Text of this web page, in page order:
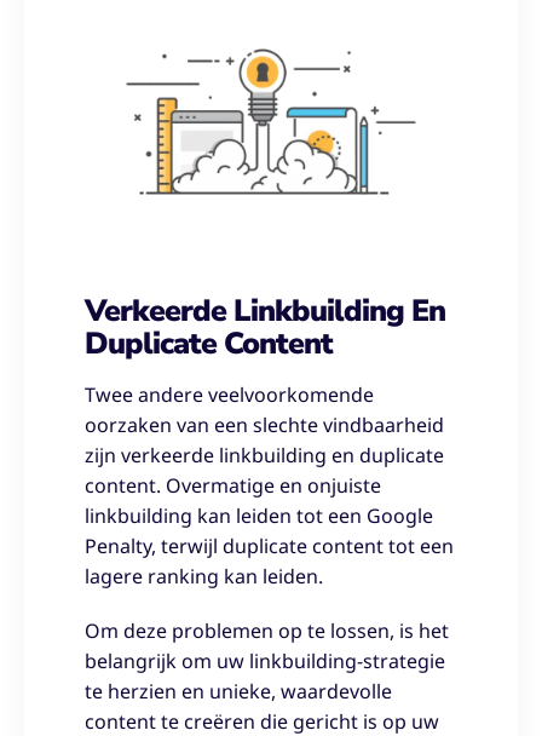
Verkeerde Linkbuilding En
Duplicate Content
Twee andere veelvoorkomende
oorzaken van een slechte vindbaarheid
zijn verkeerde linkbuilding en duplicate
content. Overmatige en onjuiste
linkbuilding kan leiden tot een Google
Penalty, terwijl duplicate content tot een
lagere ranking kan leiden.
Om deze problemen op te lossen, is het
belangrijk om uw linkbuilding-strategie
te herzien en unieke, waardevolle
content te creëren die gericht is op uw